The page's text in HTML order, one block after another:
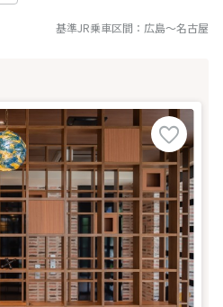
基準JR乗車区間： 広島～名古屋